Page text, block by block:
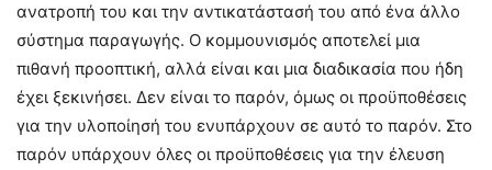
ανατροπή του και την αντικατάστασή του από ένα άλλο
σύστημα παραγωγής. Ο κομμουνισμός αποτελεί μια
πιθανή προοπτική, αλλά είναι και μια διαδικασία που ήδη
έχει ξεκινήσει. Δεν είναι το παρόν, όμως οι προϋποθέσεις
για την υλοποίησή του ενυπάρχουν σε αυτό το παρόν. Στο
παρόν υπάρχουν όλες οι προϋποθέσεις για την έλευση